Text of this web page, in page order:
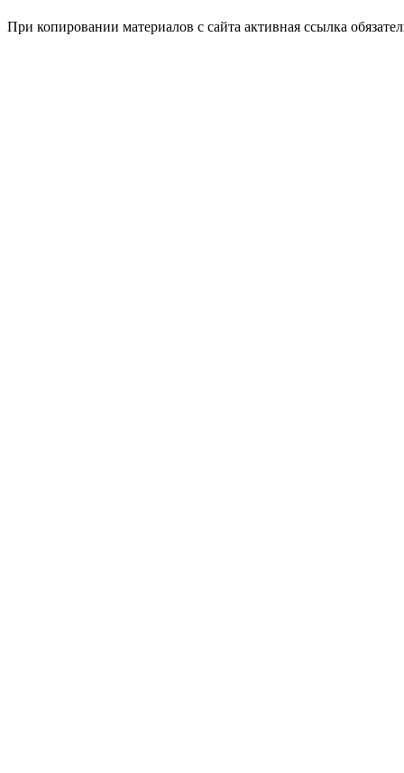
При копировании материалов с сайта активная ссылка